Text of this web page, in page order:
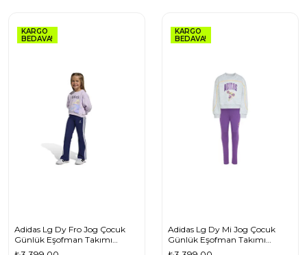
KARGO
BEDAVA!
Adidas Lg Dy Fro Jog Çocuk
Günlük Eşofman Takımı
JZ3579 Mor
KARGO
BEDAVA!
Adidas Lg Dy Mi Jog Çocuk
Günlük Eşofman Takımı
JZ3565 Gri